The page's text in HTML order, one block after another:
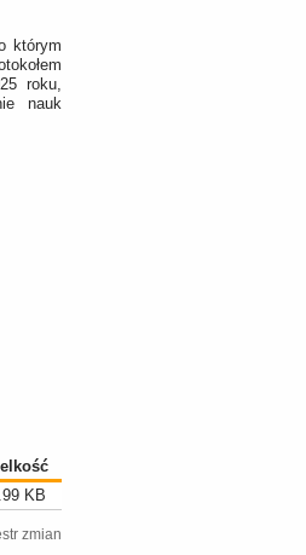
którym
roku,
nauk
KB
zmian